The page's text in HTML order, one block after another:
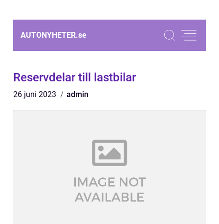
AUTONYHETER.se
Reservdelar till lastbilar
26 juni 2023 admin